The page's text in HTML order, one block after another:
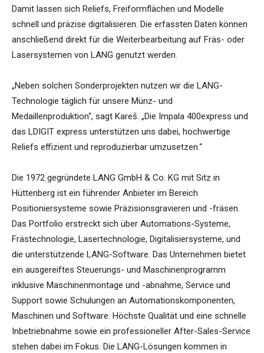
Damit lassen sich Reliefs, Freiformflächen und Modelle
schnell und präzise digitalisieren. Die erfassten Daten können
anschließend direkt für die Weiterbearbeitung auf Fräs- oder
Lasersystemen von LANG genutzt werden.
„Neben solchen Sonderprojekten nutzen wir die LANG-
Technologie täglich für unsere Münz- und
Medaillenproduktion“, sagt Kareš. „Die Impala 400express und
das LDIGIT express unterstützen uns dabei, hochwertige
Reliefs effizient und reproduzierbar umzusetzen.“
Die 1972 gegründete LANG GmbH & Co. KG mit Sitz in
Hüttenberg ist ein führender Anbieter im Bereich
Positioniersysteme sowie Präzisionsgravieren und -fräsen.
Das Portfolio erstreckt sich über Automations-Systeme,
Frästechnologie, Lasertechnologie, Digitalisiersysteme, und
die unterstützende LANG-Software. Das Unternehmen bietet
ein ausgereiftes Steuerungs- und Maschinenprogramm
inklusive Maschinenmontage und -abnahme, Service und
Support sowie Schulungen an Automationskomponenten,
Maschinen und Software. Höchste Qualität und eine schnelle
Inbetriebnahme sowie ein professioneller After-Sales-Service
stehen dabei im Fokus. Die LANG-Lösungen kommen in